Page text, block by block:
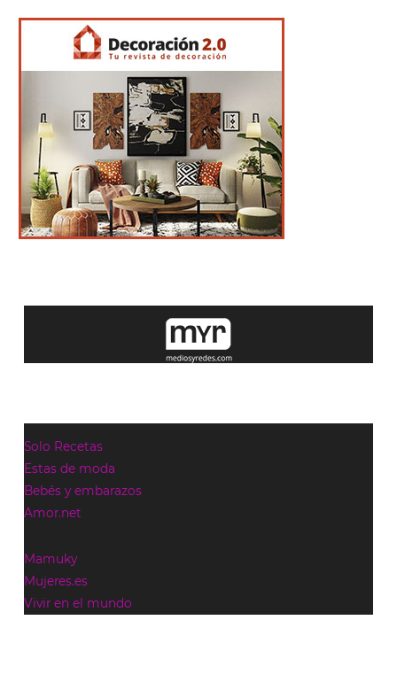
Solo Recetas
Estas de moda
Bebés y embarazos
Amor.net
Mamuky
Mujeres.es
Vivir en el mundo